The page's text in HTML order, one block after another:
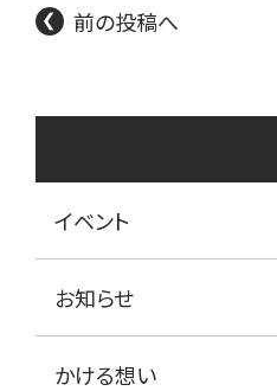
前の投稿へ
イベント
お知らせ
かける想い